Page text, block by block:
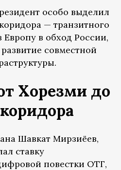
особо выделил
— транзитного
Европу в обход России,
совместной
Хорезми до
Шавкат Мирзиёев,
ставку
повестки ОТГ,